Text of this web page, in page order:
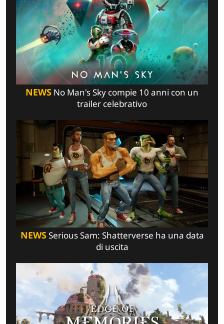
NEWS No Man's Sky compie 10 anni con un
trailer celebrativo
NEWSSerious Sam: Shatterverse ha una data
di uscita